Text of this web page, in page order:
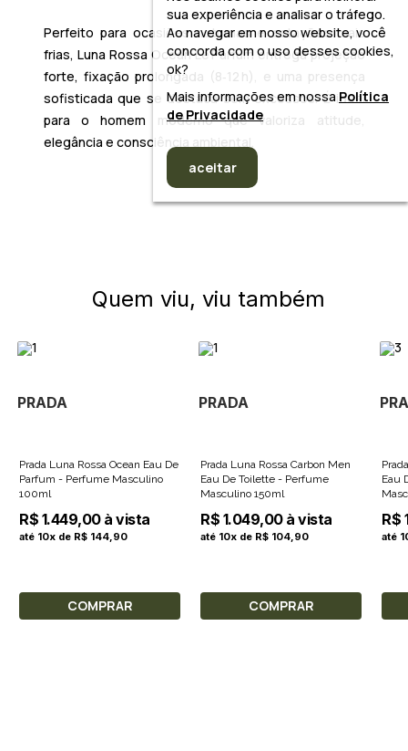
Perfeito para ocasiões noturnas e estações mais
frias, Luna Rossa Ocean Le Parfum entrega projeção
forte, fixação prolongada (8‑12 h), e uma presença
sofisticada que se destaca sem excessos. É ideal
para o homem moderno que valoriza atitude,
elegância e consciência ambiental.
Quem viu, viu também
PRADA
Prada Luna Rossa Ocean Eau De
Parfum - Perfume Masculino
100ml
R$ 1.449,00 à vista
até 10x de R$ 144,90
COMPRAR
PRADA
Prada Luna Rossa Carbon Men
Eau De Toilette - Perfume
Masculino 150ml
R$ 1.049,00 à vista
até 10x de R$ 104,90
COMPRAR
Eau De
R$
até
sua experiência e analisar o tráfego.
Ao navegar em nosso website, você
concorda com o uso desses cookies,
ok?
Mais informações em nossaPolítica
de Privacidade
aceitar